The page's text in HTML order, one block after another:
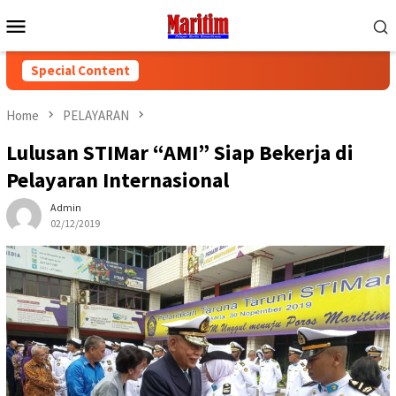
to
Menu
Special Content
Home PELAYARAN
Lulusan STIMar “AMI” Siap Bekerja di
Pelayaran Internasional
Admin
02/12/2019